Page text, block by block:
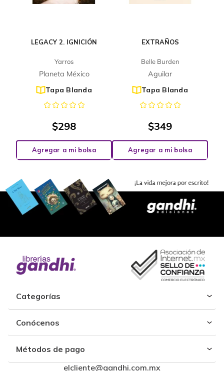
LEGACY 2. IGNICIÓN
Yarros
Planeta México
Tapa Blanda
$298
Agregar a mi bolsa
EXTRAÑOS
Belle Burden
Aguilar
Tapa Blanda
$349
Agregar a mi bolsa
Categorías
Conócenos
Métodos de pago
elcliente@gandhi.com.mx